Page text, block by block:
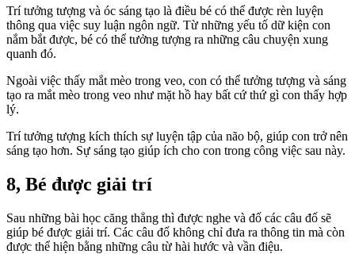
Trí tưởng tượng và óc sáng tạo là điều bé có thể được rèn luyện
thông qua việc suy luận ngôn ngữ. Từ những yếu tố dữ kiện con
nắm bắt được, bé có thể tưởng tượng ra những câu chuyện xung
quanh đó.
Ngoài việc thấy mắt mèo trong veo, con có thể tưởng tượng và sáng
tạo ra mắt mèo trong veo như mặt hồ hay bất cứ thứ gì con thấy hợp
lý.
Trí tưởng tượng kích thích sự luyện tập của não bộ, giúp con trở nên
sáng tạo hơn. Sự sáng tạo giúp ích cho con trong công việc sau này.
8, Bé được giải trí
Sau những bài học căng thẳng thì được nghe và đố các câu đố sẽ
giúp bé được giải trí. Các câu đố không chỉ đưa ra thông tin mà còn
được thể hiện bằng những câu từ hài hước và vần điệu.